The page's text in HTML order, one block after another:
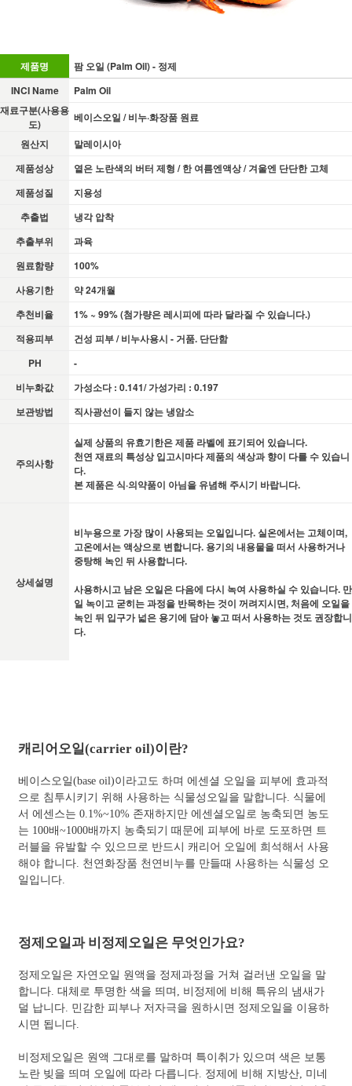
제품명
팜 오일 (Palm Oil) - 정제
INCI Name
Palm Oil
재료구분(사용용
도)
베이스오일 / 비누·화장품 원료
원산지
말레이시아
제품성상
옅은 노란색의 버터 제형 / 한 여름엔액상 / 겨울엔 단단한 고체
제품성질
지용성
추출법
냉각 압착
추출부위
과육
원료함량
100%
사용기한
약 24개월
추천비율
1% ~ 99% (첨가량은 레시피에 따라 달라질 수 있습니다.)
적용피부
건성 피부 / 비누사용시 - 거품. 단단함
PH
-
비누화값
가성소다 : 0.141/ 가성가리 : 0.197
보관방법
직사광선이 들지 않는 냉암소
주의사항
실제 상품의 유효기한은 제품 라벨에 표기되어 있습니다.
천연 재료의 특성상 입고시마다 제품의 색상과 향이 다를 수 있습니
다.
본 제품은 식·의약품이 아님을 유념해 주시기 바랍니다.
상세설명
비누용으로 가장 많이 사용되는 오일입니다. 실온에서는 고체이며,
고온에서는 액상으로 변합니다. 용기의 내용물을 떠서 사용하거나
중탕해 녹인 뒤 사용합니다.
사용하시고 남은 오일은 다음에 다시 녹여 사용하실 수 있습니다. 만
일 녹이고 굳히는 과정을 반목하는 것이 꺼려지시면, 처음에 오일을
녹인 뒤 입구가 넓은 용기에 담아 놓고 떠서 사용하는 것도 권장합니
다.
캐리어오일(carrier oil)이란?
베이스오일(base oil)이라고도 하며 에센셜 오일을 피부에 효과적
으로 침투시키기 위해 사용하는 식물성오일을 말합니다. 식물에
서 에센스는 0.1%~10% 존재하지만 에센셜오일로 농축되면 농도
는 100배~1000배까지 농축되기 때문에 피부에 바로 도포하면 트
러블을 유발할 수 있으므로 반드시 캐리어 오일에 희석해서 사용
해야 합니다. 천연화장품 천연비누를 만들때 사용하는 식물성 오
일입니다.
정제오일과 비정제오일은 무엇인가요?
정제오일은 자연오일 원액을 정제과정을 거쳐 걸러낸 오일을 말
합니다. 대체로 투명한 색을 띄며, 비정제에 비해 특유의 냄새가
덜 납니다. 민감한 피부나 저자극을 원하시면 정제오일을 이용하
시면 됩니다.
비정제오일은 원액 그대로를 말하며 특이취가 있으며 색은 보통
노란 빚을 띄며 오일에 따라 다릅니다. 정제에 비해 지방산, 미네